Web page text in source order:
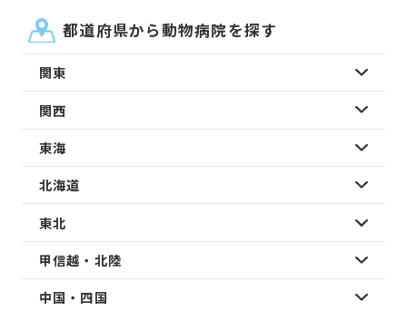
都道府県から動物病院を探す
関東
関西
東海
北海道
東北
甲信越・北陸
中国・四国